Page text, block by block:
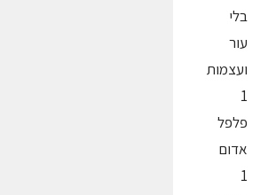
בלי
עור
ועצמות
1
פלפל
אדום
1